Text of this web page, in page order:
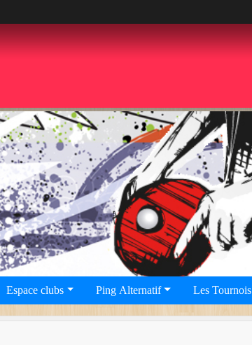
Espace clubs Ping Alternatif Les Tournois